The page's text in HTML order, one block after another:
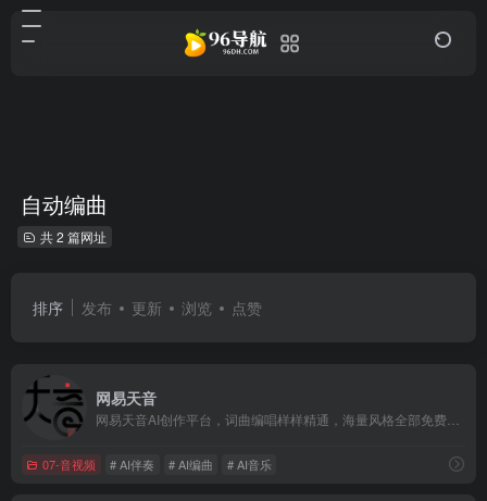
自动编曲
共 2 篇网址
排序 发布 更新 浏览 点赞
网易天音
07-音视频 # AI伴奏 # AI编曲 # AI音乐